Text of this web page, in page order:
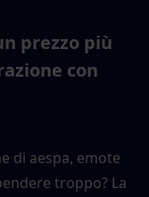
prezzo più
con
di aespa, emote
troppo? La